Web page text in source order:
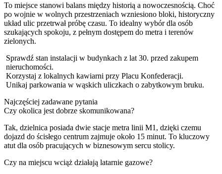
To miejsce stanowi balans między historią a nowoczesnością. Choć
po wojnie w wolnych przestrzeniach wzniesiono bloki, historyczny
układ ulic przetrwał próbę czasu. To idealny wybór dla osób
szukających spokoju, z pełnym dostępem do metra i terenów
zielonych.
Sprawdź stan instalacji w budynkach z lat 30. przed zakupem
nieruchomości.
Korzystaj z lokalnych kawiarni przy Placu Konfederacji.
Unikaj parkowania w wąskich uliczkach o zabytkowym bruku.
Najczęściej zadawane pytania
Czy okolica jest dobrze skomunikowana?
Tak, dzielnica posiada dwie stacje metra linii M1, dzięki czemu
dojazd do ścisłego centrum zajmuje około 15 minut. To kluczowy
atut dla osób pracujących w biznesowym sercu stolicy.
Czy na miejscu wciąż działają latarnie gazowe?